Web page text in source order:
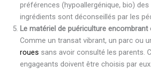
préférences (hypoallergénique, bio)
ingrédients sont déconseillés par les
Le matériel de puériculture
Comme un transat vibrant, un parc ou
roues sans avoir consulté les parents.
engageants doivent être choisis par eux.